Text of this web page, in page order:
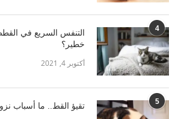
4
التنفس السريع في
خطير؟
أكتوبر 4, 2021
5 تقيؤ القط.. ما أسباب